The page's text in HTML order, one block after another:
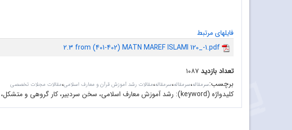
فایلهای مرتبط
2.3 from (401-402) MATN MAREF ISLAMI 120_-1.pdf
تعداد بازدید۱۰۸۷
برچسب:سرمقاله‌،سرمقاله،سرمقاله،مقالات رشد آموزش قرآن و معارف اسلامی،مقالات مجلات تخصصی
کلیدواژه (keyword): رشد آموزش معارف اسلامی، سخن سردبیر، کار گروهی و